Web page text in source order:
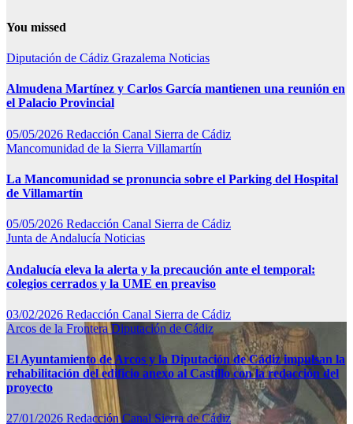
You missed
Diputación de Cádiz Grazalema Noticias
Almudena Martínez y Carlos García mantienen una reunión en
el Palacio Provincial
05/05/2026 Redacción Canal Sierra de Cádiz
Mancomunidad de la Sierra Villamartín
La Mancomunidad se pronuncia sobre el Parking del Hospital
de Villamartín
05/05/2026 Redacción Canal Sierra de Cádiz
Junta de Andalucía Noticias
Andalucía eleva la alerta y la precaución ante el temporal:
colegios cerrados y la UME en preaviso
03/02/2026 Redacción Canal Sierra de Cádiz
Arcos de la FronteraDiputación de Cádiz
El Ayuntamiento de Arcos y la Diputación de Cádiz impulsan la
rehabilitación del edificio anexo al Castillo con la redacción del
proyecto
27/01/2026 Redacción Canal Sierra de Cádiz